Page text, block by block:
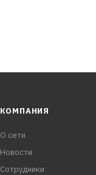
КОМПАНИЯ
О сети
Новости
Сотрудники